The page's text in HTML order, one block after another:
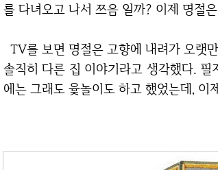
를 다녀오고 나서 쯔음 일까? 이제 명절
TV를 보면 명절은 고향에 내려가 오랫만에 다같이 얼굴보고 가가호호 하는 그런 이미지로 비취지는데,
솔직히 다른 집 이야기라고 생각했다.
에는 그래도 윷놀이도 하고 했었는데,